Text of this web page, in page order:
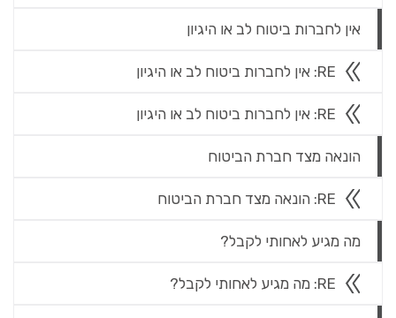
אין לחברות ביטוח לב או היגיון
RE: אין לחברות ביטוח לב או היגיון
RE: אין לחברות ביטוח לב או היגיון
הונאה מצד חברת הביטוח
RE: הונאה מצד חברת הביטוח
מה מגיע לאחותי לקבל?
RE: מה מגיע לאחותי לקבל?